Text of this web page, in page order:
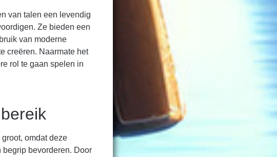
van talen een levendig
Ze bieden een
van moderne
creëren. Naarmate het
rol te gaan spelen in
omdat deze
bevorderen. Door